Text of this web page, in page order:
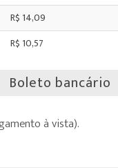
R$ 14,09
R$ 10,57
Boleto bancário
à vista).